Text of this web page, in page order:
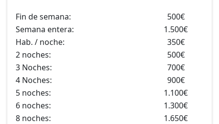
Fin de semana:
500€
Semana entera:
1.500€
Hab. / noche:
350€
2 noches:
500€
3 Noches:
700€
4 Noches:
900€
5 noches:
1.100€
6 noches:
1.300€
8 noches:
1.650€